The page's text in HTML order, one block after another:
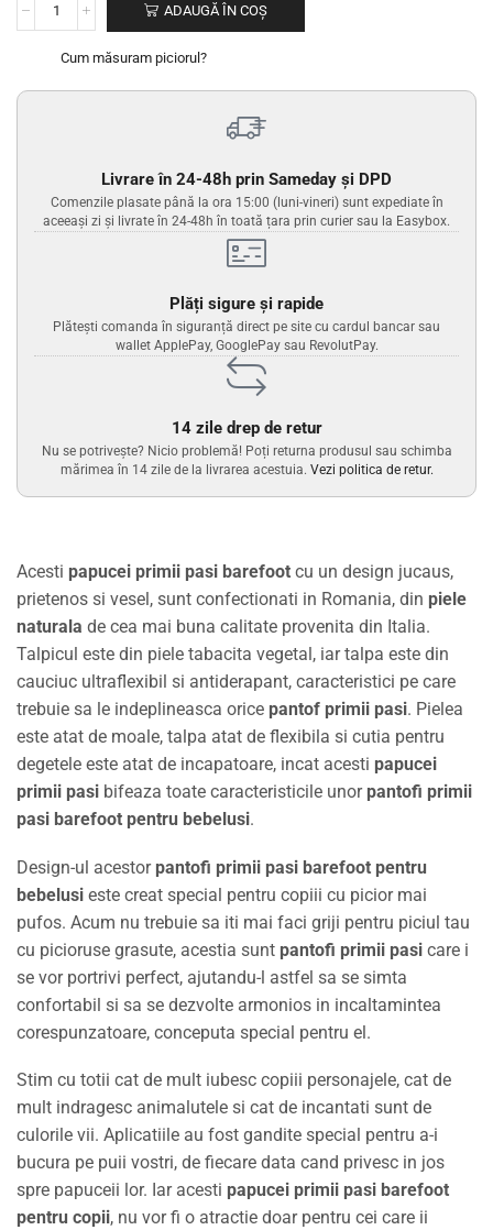
ADAUGĂ ÎN COȘ
Cum măsuram piciorul?
Livrare în 24-48h prin Sameday și DPD
Comenzile plasate până la ora 15:00 (luni-vineri) sunt expediate în
aceeași zi și livrate în 24-48h în toată țara prin curier sau la Easybox.
Plăți sigure și rapide
Plătești comanda în siguranță direct pe site cu cardul bancar sau
wallet ApplePay, GooglePay sau RevolutPay.
14 zile drep de retur
Nu se potrivește? Nicio problemă! Poți returna produsul sau schimba
mărimea în 14 zile de la livrarea acestuia. Vezi politica de retur.
Acesti papucei primii pasi barefoot cu un design jucaus,
prietenos si vesel, sunt confectionati in Romania, din piele
naturala de cea mai buna calitate provenita din Italia.
Talpicul este din piele tabacita vegetal, iar talpa este din
cauciuc ultraflexibil si antiderapant, caracteristici pe care
trebuie sa le indeplineasca orice pantof primii pasi. Pielea
este atat de moale, talpa atat de flexibila si cutia pentru
degetele este atat de incapatoare, incat acesti papucei
primii pasi bifeaza toate caracteristicile unor pantofi primii
pasi barefoot pentru bebelusi.
Design-ul acestor pantofi primii pasi barefoot pentru
bebelusi este creat special pentru copiii cu picior mai
pufos. Acum nu trebuie sa iti mai faci griji pentru piciul tau
cu picioruse grasute, acestia sunt pantofi primii pasi care i
se vor portrivi perfect, ajutandu-l astfel sa se simta
confortabil si sa se dezvolte armonios in incaltamintea
corespunzatoare, conceputa special pentru el.
Stim cu totii cat de mult iubesc copiii personajele, cat de
mult indragesc animalutele si cat de incantati sunt de
culorile vii. Aplicatiile au fost gandite special pentru a-i
bucura pe puii vostri, de fiecare data cand privesc in jos
spre papuceii lor. Iar acesti papucei primii pasi barefoot
pentru copii, nu vor fi o atractie doar pentru cei care ii